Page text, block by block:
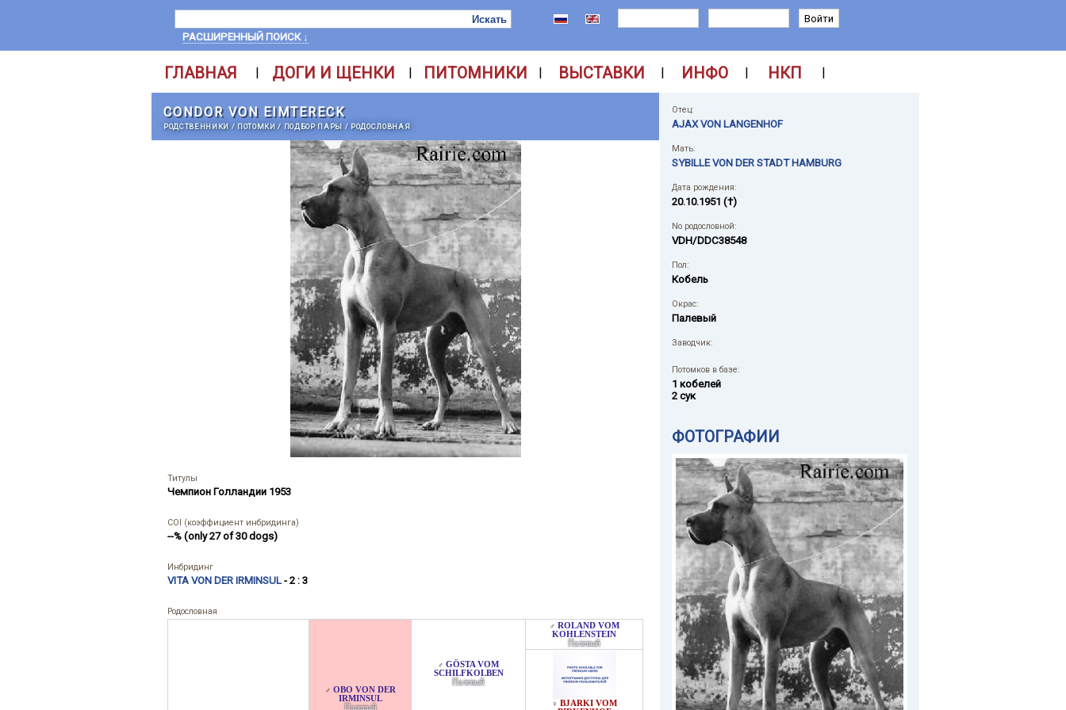
РАСШИРЕННЫЙ ПОИСК ↓
ГЛАВНАЯ | ДОГИ И ЩЕНКИ | ПИТОМНИКИ | ВЫСТАВКИ | ИНФО | НКП |
CONDOR VON EIMTERECK
РОДСТВЕННИКИ / ПОТОМКИ/ ПОДБОР ПАРЫ / РОДОСЛОВНАЯ
Титулы
Чемпион Голландии 1953
COI (коэффициент инбридинга)
--% (only 27 of 30 dogs)
Инбридинг
VITA VON DER IRMINSUL - 2 : 3
Родословная
♂ OBO VON DER
IRMINSUL
Палевый
♂ GÖSTA VOM
SCHILFKOLBEN
Палевый
♂ ROLAND VOM
KOHLENSTEIN
Палевый
♀ BJARKI VOM
Отец:
AJAX VON LANGENHOF
Мать:
SYBILLE VON DER STADT HAMBURG
Дата рождения:
20.10.1951 (†)
No родословной:
VDH/DDC38548
Пол:
Кобель
Окрас:
Палевый
Заводчик:
Потомков в базе:
1 кобелей
2 сук
ФОТОГРАФИИ